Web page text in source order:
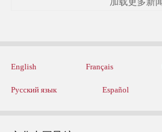
English Français
Русский язык Español